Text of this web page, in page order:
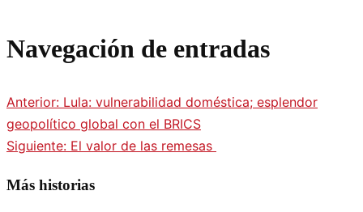
Navegación de entradas
Anterior: Lula: vulnerabilidad doméstica; esplendor
geopolítico global con el BRICS
Siguiente: El valor de las remesas
Más historias